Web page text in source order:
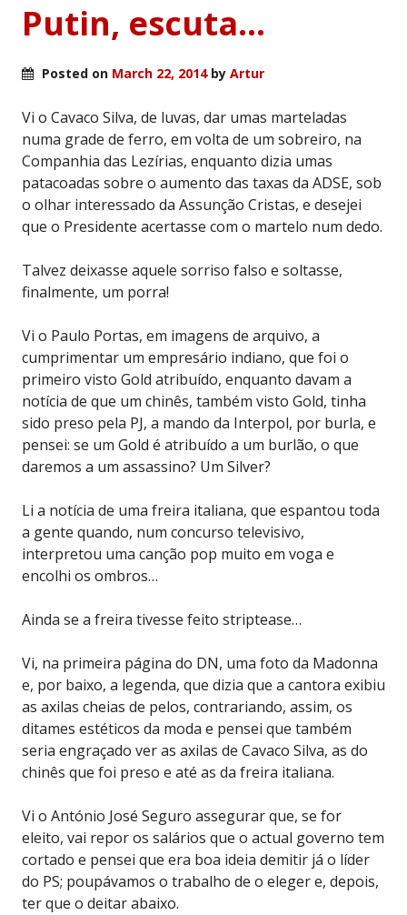
Putin, escuta…
Posted on March 22, 2014by Artur
Vi o Cavaco Silva, de luvas, dar umas marteladas
numa grade de ferro, em volta de um sobreiro, na
Companhia das Lezírias, enquanto dizia umas
patacoadas sobre o aumento das taxas da ADSE, sob
o olhar interessado da Assunção Cristas, e desejei
que o Presidente acertasse com o martelo num dedo.
Talvez deixasse aquele sorriso falso e soltasse,
finalmente, um porra!
Vi o Paulo Portas, em imagens de arquivo, a
cumprimentar um empresário indiano, que foi o
primeiro visto Gold atribuído, enquanto davam a
notícia de que um chinês, também visto Gold, tinha
sido preso pela PJ, a mando da Interpol, por burla, e
pensei: se um Gold é atribuído a um burlão, o que
daremos a um assassino? Um Silver?
Li a notícia de uma freira italiana, que espantou toda
a gente quando, num concurso televisivo,
interpretou uma canção pop muito em voga e
encolhi os ombros…
Ainda se a freira tivesse feito striptease…
Vi, na primeira página do DN, uma foto da Madonna
e, por baixo, a legenda, que dizia que a cantora exibiu
as axilas cheias de pelos, contrariando, assim, os
ditames estéticos da moda e pensei que também
seria engraçado ver as axilas de Cavaco Silva, as do
chinês que foi preso e até as da freira italiana.
Vi o António José Seguro assegurar que, se for
eleito, vai repor os salários que o actual governo tem
cortado e pensei que era boa ideia demitir já o líder
do PS; poupávamos o trabalho de o eleger e, depois,
ter que o deitar abaixo.